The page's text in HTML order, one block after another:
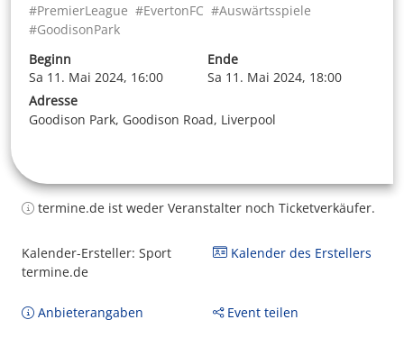
#PremierLeague #EvertonFC #Auswärtsspiele
#GoodisonPark
Beginn
Sa 11. Mai 2024, 16:00
Ende
Sa 11. Mai 2024, 18:00
Adresse
Goodison Park, Goodison Road, Liverpool
termine.de ist weder Veranstalter noch Ticketverkäufer.
Kalender-Ersteller: Sport
termine.de
Kalender des Erstellers
Anbieterangaben Event teilen